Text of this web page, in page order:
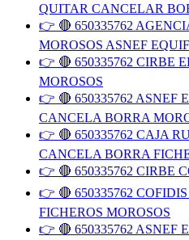
QUITAR CANCELAR
👉 🔴 650335762
MOROSOS ASNEF
👉 🔴 650335762 CIRBE
MOROSOS
👉 🔴 650335762 ASNEF
CANCELA BORRA
👉 🔴 650335762 CAJA
CANCELA BORRA
👉 🔴 650335762 CIRBE
👉 🔴 650335762
FICHEROS MOROSOS
👉 🔴 650335762 ASNEF